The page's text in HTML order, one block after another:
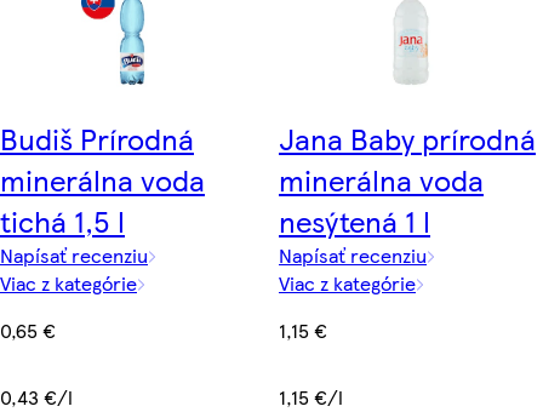
Budiš Prírodná
minerálna voda
tichá 1,5 l
Napísať recenziu
Viac z kategórie
0,65 €
0,43 €/l
Jana Baby prírodná
minerálna voda
nesýtená 1 l
Napísať recenziu
Viac z kategórie
1,15 €
1,15 €/l